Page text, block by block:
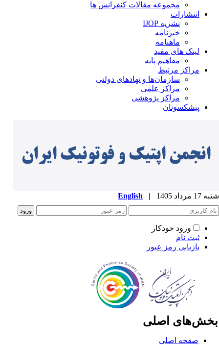
مجموعه مقالات کنفرانس ها
انتشارات
نشریه IJOP
خبرنامه
ماهنامه
لینک های مفید
مفاهیم پایه
مراکز مرتبط
سازمان‌ها و نهادهای دولتی
مراکز علمی
مراکز پژوهشی
پیشکسوتان
مرداد 1405 |
English
ورود خودکار
ثبت نام
بازیابی رمز عبور
اصلی
صفحه اصلی